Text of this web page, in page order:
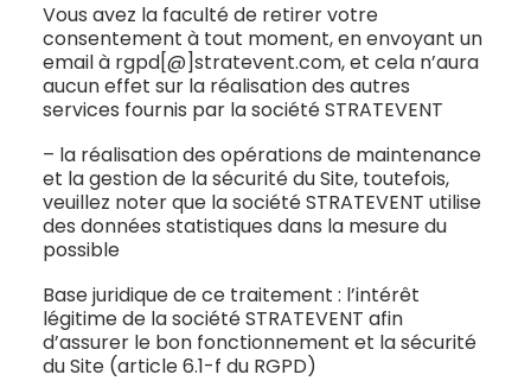
Vous avez la faculté de retirer votre
consentement à tout moment, en envoyant un
email à rgpd[@]stratevent.com, et cela n’aura
aucun effet sur la réalisation des autres
services fournis par la société STRATEVENT
– la réalisation des opérations de maintenance
et la gestion de la sécurité du Site, toutefois,
veuillez noter que la société STRATEVENT utilise
des données statistiques dans la mesure du
possible
Base juridique de ce traitement : l’intérêt
légitime de la société STRATEVENT afin
d’assurer le bon fonctionnement et la sécurité
du Site (article 6.1-f du RGPD)